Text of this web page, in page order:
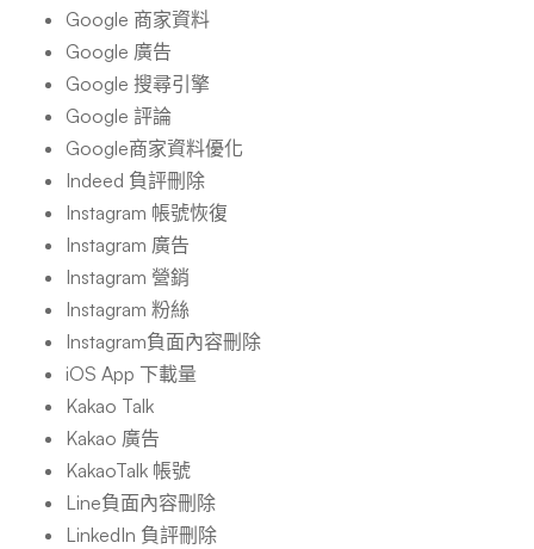
Google 商家資料
Google 廣告
Google 搜尋引擎
Google 評論
Google商家資料優化
Indeed 負評刪除
Instagram 帳號恢復
Instagram 廣告
Instagram 營銷
Instagram 粉絲
Instagram負面內容刪除
iOS App 下載量
Kakao Talk
Kakao 廣告
KakaoTalk 帳號
Line負面內容刪除
LinkedIn 負評刪除